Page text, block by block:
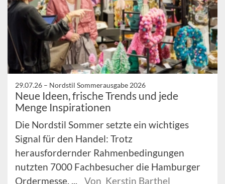
29.07.26 – Nordstil Sommerausgabe 2026
Neue Ideen, frische Trends und jede
Menge Inspirationen
Die Nordstil Sommer setzte ein wichtiges
Signal für den Handel: Trotz
herausfordernder Rahmenbedingungen
nutzten 7000 Fachbesucher die Hamburger
Ordermesse, ...
Von Kerstin Barthel